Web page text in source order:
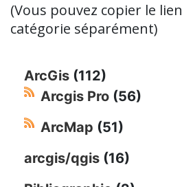
(Vous pouvez copier le
catégorie séparément)
ArcGis (112)
Arcgis Pro (56)
ArcMap (51)
arcgis/qgis (16)